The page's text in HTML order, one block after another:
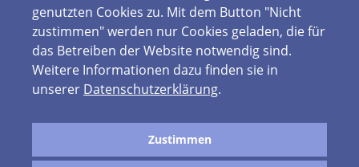
genutzten Cookies zu. Mit dem Button "Nicht
zustimmen" werden nur Cookies geladen, die für
das Betreiben der Website notwendig sind.
Weitere Informationen dazu finden sie in
unserer Datenschutzerklärung.
Zustimmen